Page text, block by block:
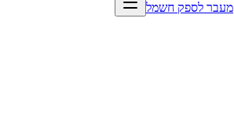
מעבר לספק חשמל